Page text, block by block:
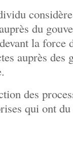
du
la force
auprès des
des
qui ont